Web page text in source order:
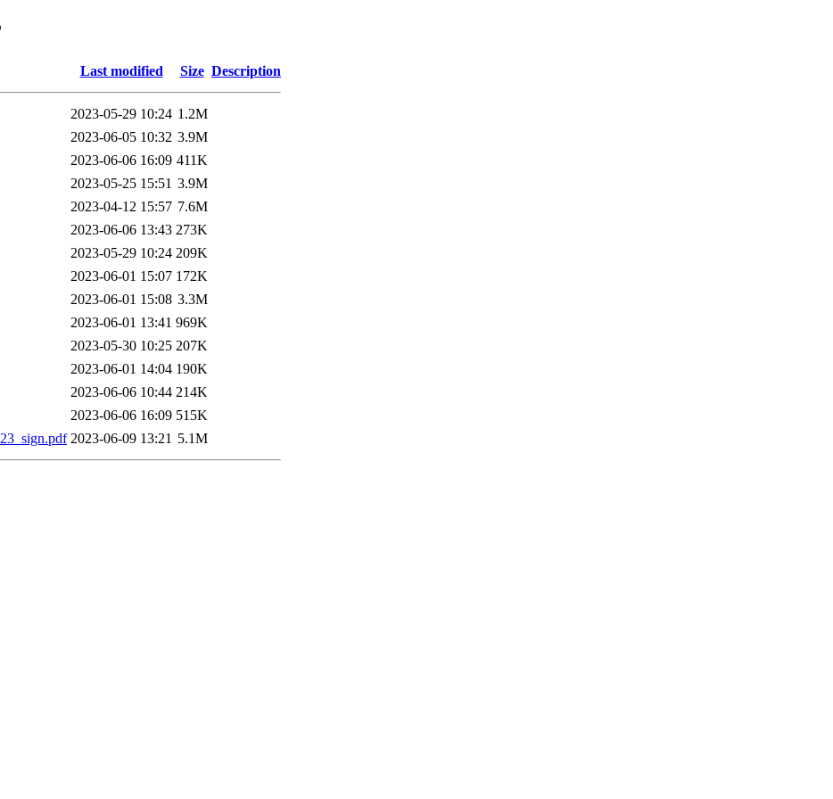
Last modified Size Description
2023-05-29 10:24 1.2M
2023-06-05 10:32 3.9M
2023-06-06 16:09 411K
2023-05-25 15:51 3.9M
2023-04-12 15:57 7.6M
2023-06-06 13:43 273K
2023-05-29 10:24 209K
2023-06-01 15:07 172K
2023-06-01 15:08 3.3M
2023-06-01 13:41 969K
2023-05-30 10:25 207K
2023-06-01 14:04 190K
2023-06-06 10:44 214K
2023-06-06 16:09 515K
2023-06-09 13:21 5.1M